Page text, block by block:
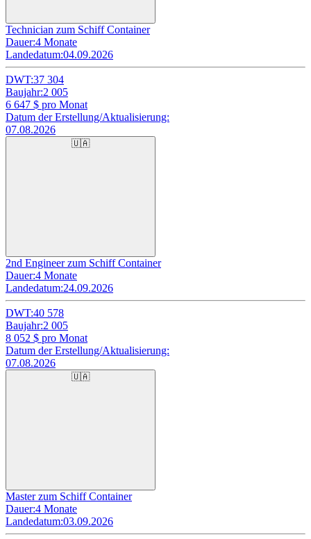
Technician zum Schiff Container
Dauer:4 Monate
Landedatum:04.09.2026
DWT:37 304
Baujahr:2 005
6 647 $ pro Monat
Datum der Erstellung/Aktualisierung:
07.08.2026
🇺🇦
2nd Engineer zum Schiff Container
Dauer:4 Monate
Landedatum:24.09.2026
DWT:40 578
Baujahr:2 005
8 052 $ pro Monat
Datum der Erstellung/Aktualisierung:
07.08.2026
🇺🇦
Master zum Schiff Container
Dauer:4 Monate
Landedatum:03.09.2026